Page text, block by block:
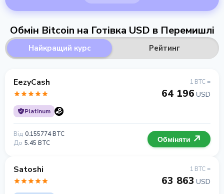
Обмін Bitcoin на Готівка USD в Перемишлі
Найкращий курс Рейтинг
EezyCash
Platinum
1 BTC =
64 196 USD
Від 0.155774 BTC
До 5.45 BTC Обміняти
Satoshi 1 BTC =
63 863 USD